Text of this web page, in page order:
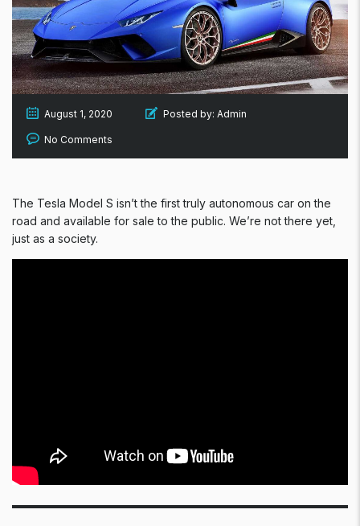
August 1, 2020 Posted by: Admin
No Comments
The Tesla Model S isn’t the first truly autonomous car on the
road and available for sale to the public. We’re not there yet,
just as a society.